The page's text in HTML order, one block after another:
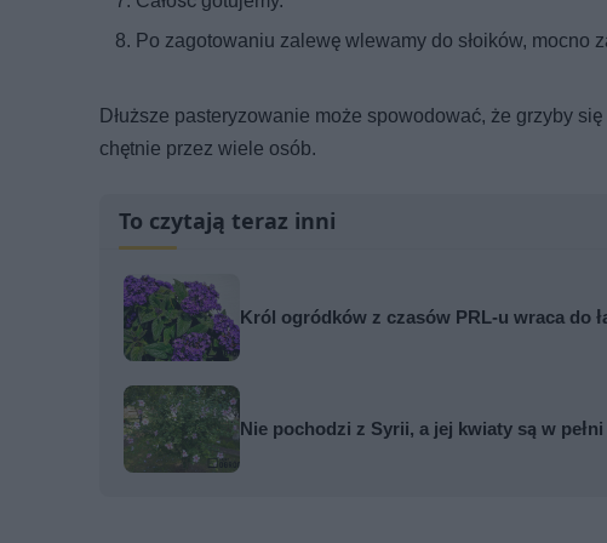
Po zagotowaniu zalewę wlewamy do słoików, mocno
Dłuższe pasteryzowanie może spowodować, że grzyby
chętnie przez wiele osób.
To czytają teraz inni
Król ogródków z czasów PRL-u wraca do
Nie pochodzi z Syrii, a jej kwiaty są w